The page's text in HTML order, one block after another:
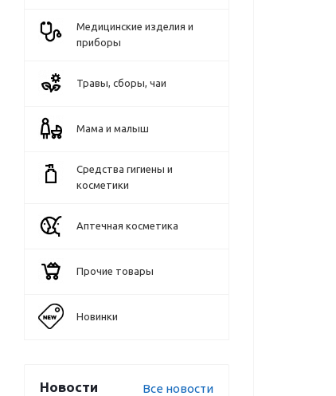
Медицинские изделия и
приборы
Травы, сборы, чаи
Мама и малыш
Средства гигиены и
косметики
Аптечная косметика
Прочие товары
Новинки
Новости Все новости